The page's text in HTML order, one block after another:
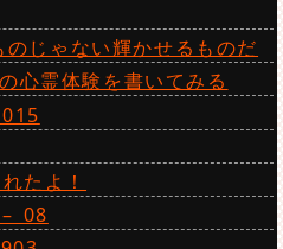
じゃない輝かせるものだ
心霊体験を書いてみる
たよ！
08